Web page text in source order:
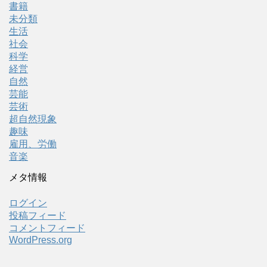
書籍
未分類
生活
社会
科学
経営
自然
芸能
芸術
超自然現象
趣味
雇用、労働
音楽
メタ情報
ログイン
投稿フィード
コメントフィード
WordPress.org